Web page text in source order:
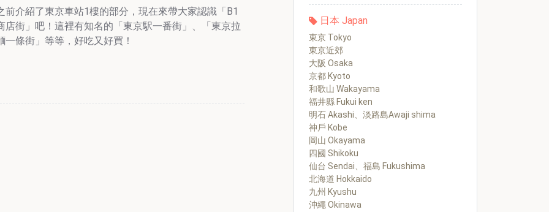
前介紹了東京車站1樓的部分，現在來帶大家認識「B1
店街」吧！這裡有知名的「東京駅一番街」、「東京拉
一條街」等等，好吃又好買！
日本 Japan
東京 Tokyo
東京近郊
大阪 Osaka
京都 Kyoto
和歌山 Wakayama
福井縣 Fukui ken
明石 Akashi、淡路島Awaji shima
神戶 Kobe
岡山 Okayama
四國 Shikoku
仙台 Sendai、福島 Fukushima
北海道 Hokkaido
九州 Kyushu
沖繩 Okinawa